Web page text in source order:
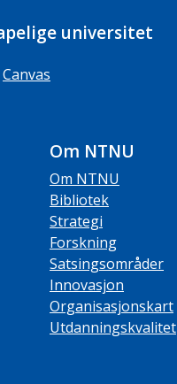
universitet
Canvas
Om NTNU
Om NTNU
Bibliotek
Strategi
Forskning
Satsingsområder
Innovasjon
Organisasjonskart
Utdanningskvalitet